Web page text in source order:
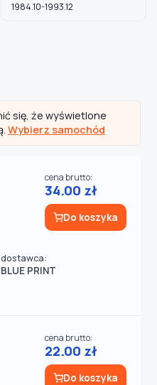
1984.10-1993.12
się, że wyświetlone
Wybierz samochód
dostawca:
BLUE PRINT
cena brutto:
34.00 zł
Do koszyka
cena brutto:
22.00 zł
Do koszyka